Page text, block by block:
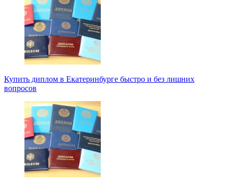
Купить диплом в Екатеринбурге быстро и без лишних
вопросов